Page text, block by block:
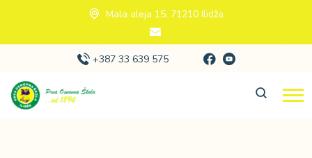
Mala aleja 15, 71210 Ilidža
+387 33 639 575